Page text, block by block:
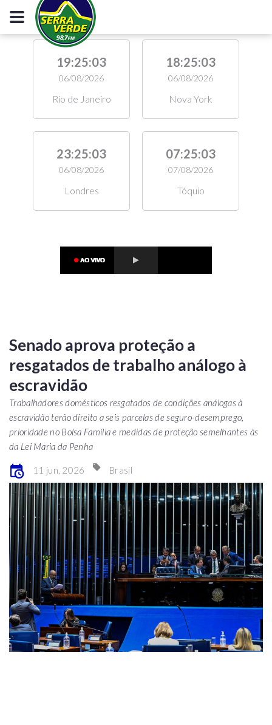
19:25:04
06/08/2026
Rio de Janeiro
18:25:04
06/08/2026
Nova York
23:25:04
06/08/2026
Londres
07:25:04
07/08/2026
Tóquio
Senado aprova proteção a
resgatados de trabalho análogo à
escravidão
Trabalhadores domésticos resgatados de condições análogas à
escravidão terão direito a seis parcelas de seguro-desemprego,
prioridade no Bolsa Família e medidas de proteção semelhantes às
da Lei Maria da Penha
11 jun, 2026 Brasil